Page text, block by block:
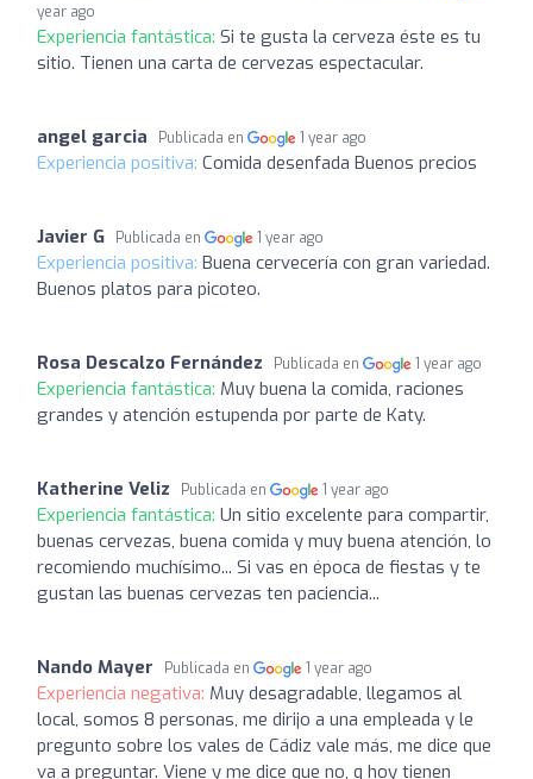
year ago
Experiencia fantástica: Si te gusta la cerveza éste es tu
sitio. Tienen una carta de cervezas espectacular.
angel garcia Publicada en 1 year ago
Experiencia positiva: Comida desenfada Buenos precios
Javier G Publicada en 1 year ago
Experiencia positiva: Buena cervecería con gran variedad.
Buenos platos para picoteo.
Rosa Descalzo Fernández Publicada en 1 year ago
Experiencia fantástica: Muy buena la comida, raciones
grandes y atención estupenda por parte de Katy.
Katherine Veliz Publicada en 1 year ago
Experiencia fantástica: Un sitio excelente para compartir,
buenas cervezas, buena comida y muy buena atención, lo
recomiendo muchísimo... Si vas en época de fiestas y te
gustan las buenas cervezas ten paciencia...
Nando Mayer Publicada en 1 year ago
Experiencia negativa: Muy desagradable, llegamos al
local, somos 8 personas, me dirijo a una empleada y le
pregunto sobre los vales de Cádiz vale más, me dice que
va a preguntar. Viene y me dice que no, q hoy tienen